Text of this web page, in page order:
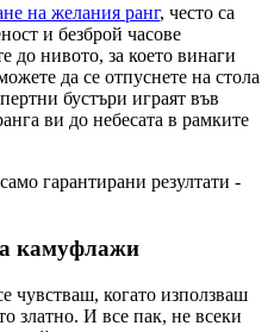
на желания ранг, често са
и безброй часове
до нивото, за което винаги
да се отпуснете на стола
бустъри играят във
ви до небесата в рамките
гарантирани резултати -
камуфлажи
чувстваш, когато използваш
златно. И все пак, не всеки